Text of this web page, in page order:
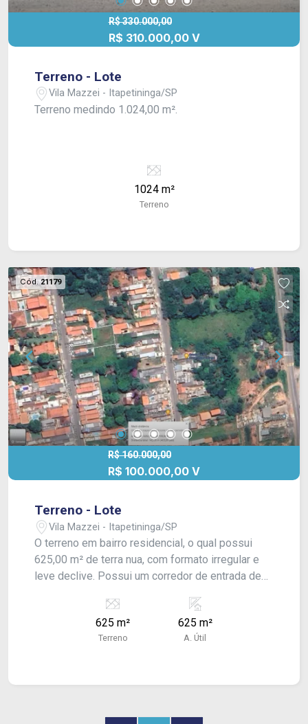
R$ 330.000,00
R$ 310.000,00 V
Terreno - Lote
Vila Mazzei - Itapetininga/SP
Terreno medindo 1.024,00 m².
1024 m²
Terreno
Cód.21179
R$ 160.000,00
R$ 100.000,00 V
Terreno - Lote
Vila Mazzei - Itapetininga/SP
O terreno em bairro residencial, o qual possui
625,00 m² de terra nua, com formato irregular e
leve declive. Possui um corredor de entrada de
625 m²
Terreno
625 m²
A. Útil